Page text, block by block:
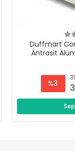
Duffmart
Antrasit
%3